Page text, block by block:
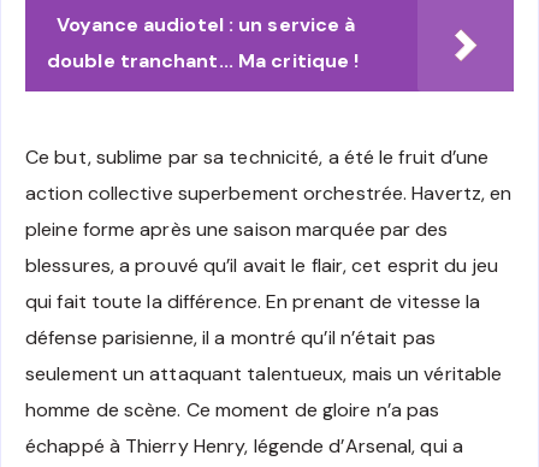
Voyance audiotel : un service à
double tranchant... Ma critique !
Ce but, sublime par sa technicité, a été le fruit d’une
action collective superbement orchestrée. Havertz, en
pleine forme après une saison marquée par des
blessures, a prouvé qu’il avait le flair, cet esprit du jeu
qui fait toute la différence. En prenant de vitesse la
défense parisienne, il a montré qu’il n’était pas
seulement un attaquant talentueux, mais un véritable
homme de scène. Ce moment de gloire n’a pas
échappé à Thierry Henry, légende d’Arsenal, qui a